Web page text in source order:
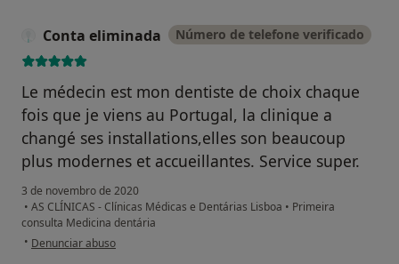
Conta eliminada Número de telefone verificado
Le médecin est mon dentiste de choix chaque
fois que je viens au Portugal, la clinique a
changé ses installations,elles son beaucoup
plus modernes et accueillantes. Service super.
3 de novembro de 2020
• AS CLÍNICAS - Clínicas Médicas e Dentárias Lisboa • Primeira
consulta Medicina dentária
• na opinião do utilizador Conta eliminada
Denunciar abuso